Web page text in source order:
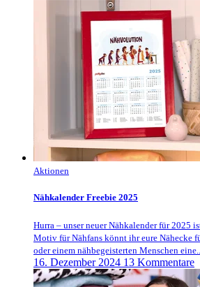
Aktionen
Nähkalender Freebie 2025
Hurra – unser neuer Nähkalender für 2025
Motiv für Nähfans könnt ihr eure Nähecke
oder einem nähbegeisterten Menschen
16. Dezember 2024 13 Kommentare